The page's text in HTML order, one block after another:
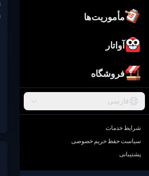
مأموریت‌ها
آواتار
فروشگاه
فارسی
شرایط خدمات
سیاست حفظ حریم خصوصی
پشتیبانی